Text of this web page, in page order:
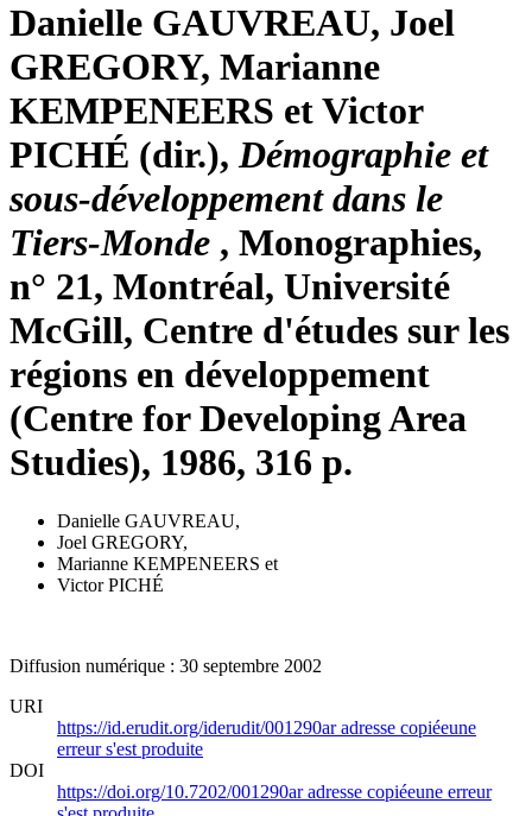
Danielle GAUVREAU, Joel
GREGORY, Marianne
KEMPENEERS et Victor
PICHÉ (dir.), Démographie et
sous-développement dans le
Tiers-Monde , Monographies,
n° 21, Montréal, Université
McGill, Centre d'études sur les
régions en développement
(Centre for Developing Area
Studies), 1986, 316 p.
Danielle GAUVREAU,
Joel GREGORY,
Marianne KEMPENEERS et
Victor PICHÉ
Diffusion numérique : 30 septembre 2002
URI
https://id.erudit.org/iderudit/001290aradresse copiéeune
erreur s'est produite
DOI
https://doi.org/10.7202/001290aradresse copiéeune erreur